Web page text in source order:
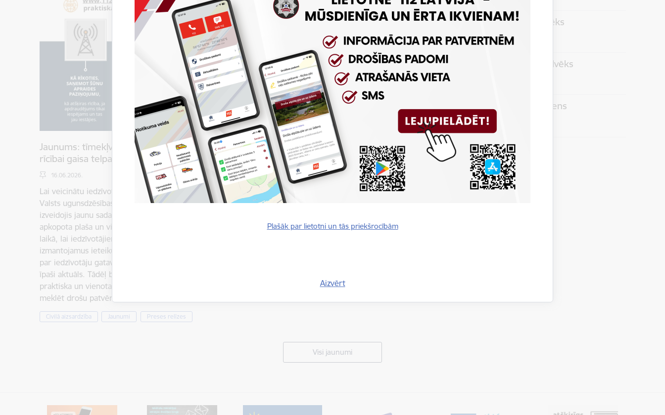
Plašāk par lietotni un tās priekšrocībām
Aizvērt
Jaunums: tīmekļvietnē www.112.lv pieejami apkopoti ieteikumi
rīcībai gaisa telpas apdraudējuma laikā
16.06.2026.
Lai veicinātu iedzīvotāju informētību un gatavību dažādiem apdraudējumiem,
Valsts ugunsdzēsības un glābšanas dienests (VUGD) tīmekļvietnē www.112.lv
izveidojis jaunu sadaļu “Apdraudējums Latvijas gaisa telpā”, kurā vienuviet
apkopota plaša un vispārīga informācija par rīcību gaisa telpas apdraudējuma
laikā, lai iedzīvotājiem būtu vieglāk atrast saprotamus, praktiskus un ikdienā
izmantojamus ieteikumus. Ņemot vērā ģeopolitisko situāciju reģionā, jautājums
par iedzīvotāju gatavību un pareizu rīcību gaisa telpas apdraudējuma gadījumā ir
īpaši aktuāls. Tādēļ būtiski, lai ikvienam iedzīvotājam būtu pieejama saprotama,
praktiska un vienota informācija par to, kā rīkoties apdraudējuma situācijā, kur
meklēt drošu patvērumu un kā rīkoties, lai…
Civilā aizsardzība Jaunumi Preses relīzes
Ādažu novadā no ūdenstilpes izcelts bojā gājis cilvēks
06.08.2026. Jaunumi Preses relīzes
Siguldas novadā no ūdenstilpes izcelts bojā gājis cilvēks
05.08.2026. Jaunumi Preses relīzes
Vakar ugunsgrēkos izglābti trīs cilvēki, bet cietis viens
Jaunumi Preses relīzes
Piektdien izglābti divi mežā apmaldījušies cilvēki
03.08.2026. Jaunumi Preses relīzes
Visi jaunumi